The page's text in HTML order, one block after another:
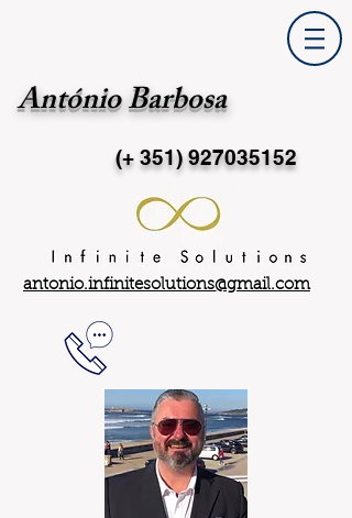
António Barbosa
(+ 351)927035152
antonio.infinitesolutions@gmail.com